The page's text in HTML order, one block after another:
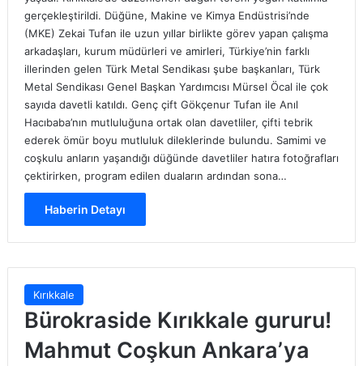
gerçekleştirildi. Düğüne, Makine ve Kimya Endüstrisi’nde
(MKE) Zekai Tufan ile uzun yıllar birlikte görev yapan çalışma
arkadaşları, kurum müdürleri ve amirleri, Türkiye’nin farklı
illerinden gelen Türk Metal Sendikası şube başkanları, Türk
Metal Sendikası Genel Başkan Yardımcısı Mürsel Öcal ile çok
sayıda davetli katıldı. Genç çift Gökçenur Tufan ile Anıl
Hacıbaba’nın mutluluğuna ortak olan davetliler, çifti tebrik
ederek ömür boyu mutluluk dileklerinde bulundu. Samimi ve
coşkulu anların yaşandığı düğünde davetliler hatıra fotoğrafları
çektirirken, program edilen duaların ardından sona…
Haberin Detayı
Kırıkkale
Bürokraside Kırıkkale gururu!
Mahmut Coşkun Ankara’ya